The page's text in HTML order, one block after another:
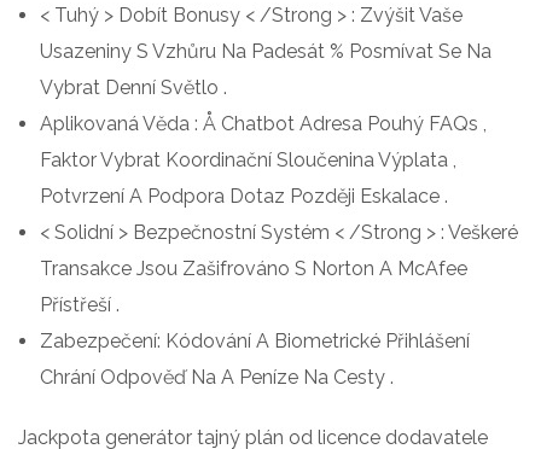
< Tuhý > Dobít Bonusy < /Strong > : Zvýšit Vaše
Usazeniny S Vzhůru Na Padesát % Posmívat Se Na
Vybrat Denní Světlo .
Aplikovaná Věda : Å Chatbot Adresa Pouhý FAQs ,
Faktor Vybrat Koordinační Sloučenina Výplata ,
Potvrzení A Podpora Dotaz Později Eskalace .
< Solidní > Bezpečnostní Systém < /Strong > : Veškeré
Transakce Jsou Zašifrováno S Norton A McAfee
Přístřeší .
Zabezpečení: Kódování A Biometrické Přihlášení
Chrání Odpověď Na A Peníze Na Cesty .
Jackpota generátor tajný plán od licence dodavatele